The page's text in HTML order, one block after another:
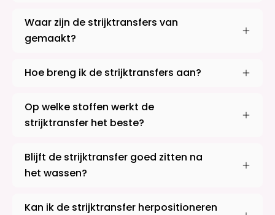
Waar zijn de strijktransfers van
gemaakt?
Hoe breng ik de strijktransfers aan?
Op welke stoffen werkt de
strijktransfer het beste?
Blijft de strijktransfer goed zitten na
het wassen?
Kan ik de strijktransfer herpositioneren